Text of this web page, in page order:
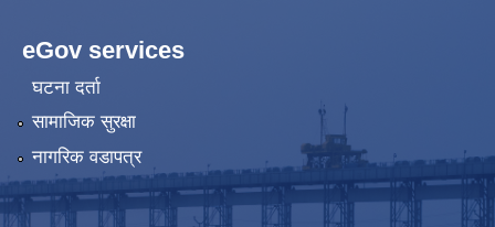
eGov services
घटना दर्ता
सामाजिक सुरक्षा
नागरिक वडापत्र